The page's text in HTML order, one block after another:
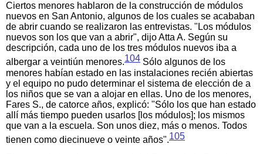
Ciertos menores hablaron de la construcción de módulos
nuevos en San Antonio, algunos de los cuales se acababan
de abrir cuando se realizaron las entrevistas. "Los módulos
nuevos son los que van a abrir", dijo Atta A. Según su
descripción, cada uno de los tres módulos nuevos iba a
albergar a veintiún menores.104 Sólo algunos de los
menores habían estado en las instalaciones recién abiertas
y el equipo no pudo determinar el sistema de elección de a
los niños que se van a alojar en ellas. Uno de los menores,
Fares S., de catorce años, explicó: "Sólo los que han estado
allí más tiempo pueden usarlos [los módulos]; los mismos
que van a la escuela. Son unos diez, más o menos. Todos
tienen como diecinueve o veinte años".105